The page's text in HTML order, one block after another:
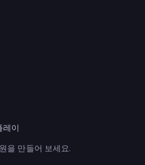
레이
을 만들어 보세요.